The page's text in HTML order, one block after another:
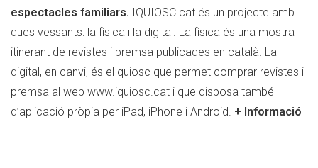
espectacles familiars. IQUIOSC.cat és un projecte amb
dues vessants: la física i la digital. La física és una mostra
itinerant de revistes i premsa publicades en català. La
digital, en canvi, és el quiosc que permet comprar revistes i
premsa al web www.iquiosc.cat i que disposa també
d’aplicació pròpia per iPad, iPhone i Android. + Informació